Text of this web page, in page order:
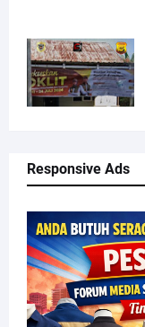
Responsive Ads